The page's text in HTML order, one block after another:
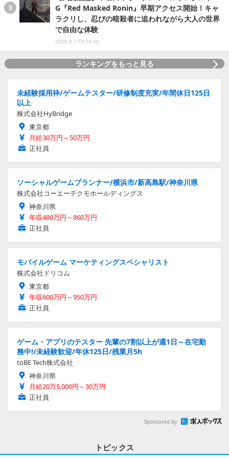
G『Red Masked Ronin』早期アクセス開始！キャ
ラクリし、忍びの暗殺者に追われながら大人の世界
で自由な体験
2026.8.7 Fri 14:45
ランキングをもっと見る
未経験採用枠/ゲームテスター/研修制度充実/年間休日125日
以上
株式会社HyBridge
東京都
月給30万円～50万円
正社員
ソーシャルゲームプランナー/横浜市/新高島駅/神奈川県
株式会社コーエーテクモホールディングス
神奈川県
年収480万円～860万円
正社員
モバイルゲーム マーケティングスペシャリスト
株式会社ドリコム
東京都
年収600万円～950万円
正社員
ゲーム・アプリのテスター 先輩の7割以上が週1日～在宅勤
務中!/未経験歓迎/年休125日/残業月5h
toBE Tech株式会社
神奈川県
月給20万5,000円～30万円
正社員
Sponsored by
トピックス